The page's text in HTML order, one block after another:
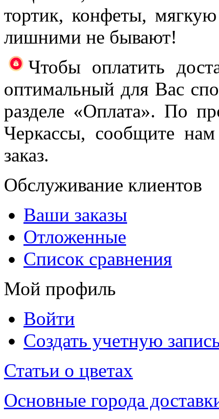
тортик, конфеты,
лишними не бывают!
Чтобы оплатить
оптимальный для Вас
разделе «Оплата». По
Черкассы, сообщите
заказ.
Обслуживание клиентов
Ваши заказы
Отложенные
Список сравнения
Мой профиль
Войти
Создать учетную
Статьи о цветах
Основные города